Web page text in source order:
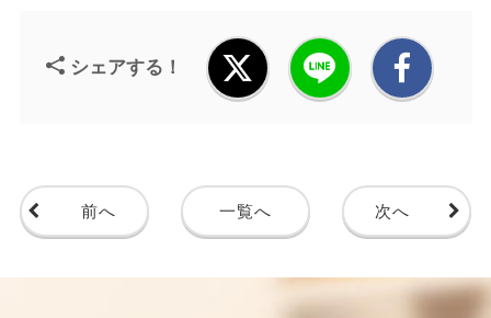
シェアする！
前へ 一覧へ 次へ